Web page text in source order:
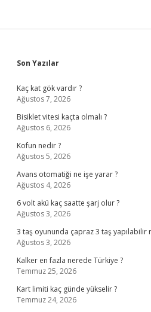
Sidebar
Son Yazılar
Kaç kat gök vardır ?
Ağustos 7, 2026
Bisiklet vitesi kaçta olmalı ?
Ağustos 6, 2026
Kofun nedir ?
Ağustos 5, 2026
Avans otomatiği ne işe yarar ?
Ağustos 4, 2026
6 volt akü kaç saatte şarj olur ?
Ağustos 3, 2026
3 taş oyununda çapraz 3 taş yapılabilir
Ağustos 3, 2026
Kalker en fazla nerede Türkiye ?
Temmuz 25, 2026
Kart limiti kaç günde yükselir ?
Temmuz 24, 2026